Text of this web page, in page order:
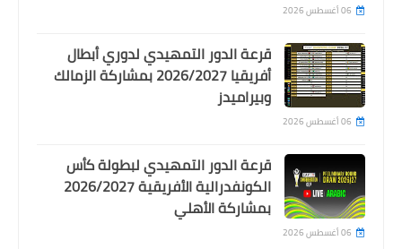
أمم أفريقيا
المغرب تعبر تنزانيا بصعوبة الى ربع
06 أغسطس 2026
قرعة الدور التمهيدي لدوري أبطال
أفريقيا 2026/2027 بمشاركة الزمالك
وبيراميدز
06 أغسطس 2026
قرعة الدور التمهيدي لبطولة كأس
الكونفدرالية الأفريقية 2026/2027
بمشاركة الأهلي
06 أغسطس 2026